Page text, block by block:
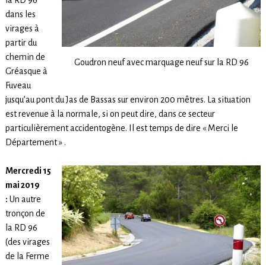
Goudron neuf avec marquage neuf sur la RD 96
dans les
virages à
partir du
chemin de
Gréasque à
Fuveau
jusqu’au pont du Jas de Bassas sur environ 200 mêtres. La situation
est revenue à la normale, si on peut dire, dans ce secteur
particulièrement accidentogène. Il est temps de dire « Merci le
Département » .
Mercredi 15
mai 2019
: Un autre
tronçon de
la RD 96
(des virages
de la Ferme